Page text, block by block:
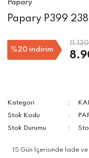
Papary
Papary P399
%20 indirim
Kategori
Stok Kodu
Stok Durumu
15 Gün İçerisinde İade